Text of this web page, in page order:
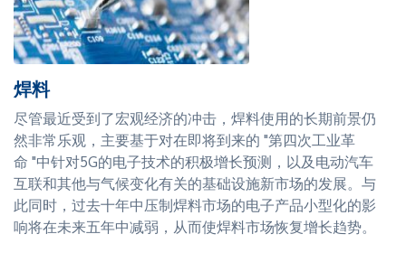
焊料
尽管最近受到了宏观经济的冲击，焊料使用的长期前景仍
然非常乐观，主要基于对在即将到来的 "第四次工业革
命 "中针对5G的电子技术的积极增长预测，以及电动汽车
互联和其他与气候变化有关的基础设施新市场的发展。与
此同时，过去十年中压制焊料市场的电子产品小型化的影
响将在未来五年中减弱，从而使焊料市场恢复增长趋势。